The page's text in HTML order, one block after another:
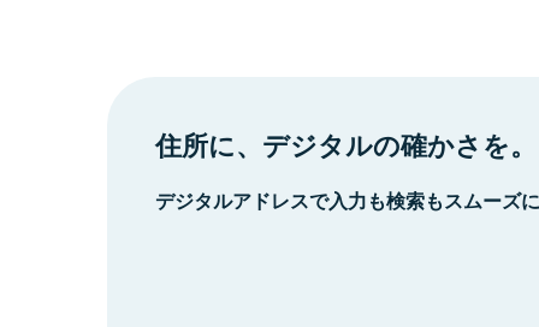
住所に、デジタルの確かさを。
デジタルアドレスで入力も検索もスムーズ